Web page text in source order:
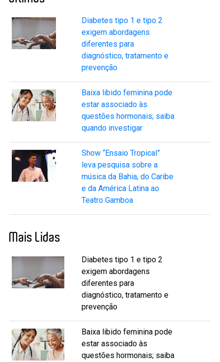
Diabetes tipo 1 e tipo 2
exigem abordagens
diferentes para
diagnóstico, tratamento e
prevenção
Baixa libido feminina pode
estar associado às
questões hormonais; saiba
quando investigar
Show “Ensaio Tropical”
leva pesquisa sobre a
música da Bahia, do Caribe
e da América Latina ao
Teatro Gamboa
Mais Lidas
Diabetes tipo 1 e tipo 2
exigem abordagens
diferentes para
diagnóstico, tratamento e
prevenção
Baixa libido feminina pode
estar associado às
questões hormonais; saiba